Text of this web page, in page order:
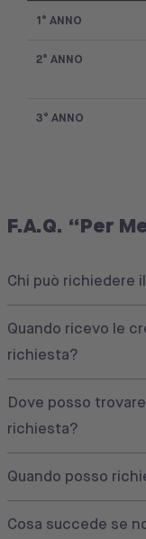
1° ANNO
2° ANNO
3° ANNO
F.A.Q. “Per
Chi può richiedere
Quando ricevo le
richiesta?
Dove posso
richiesta?
Quando posso
Cosa succede se